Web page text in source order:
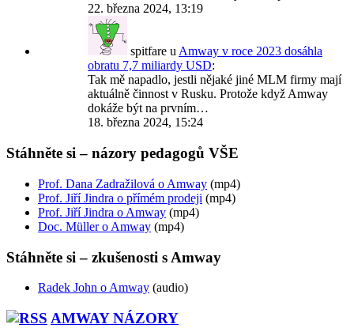
22. března 2024, 13:19
spitfare u Amway v roce 2023 dosáhla
obratu 7,7 miliardy USD:
Tak mě napadlo, jestli nějaké jiné MLM firmy mají
aktuálně činnost v Rusku. Protože když Amway
dokáže být na prvním…
18. března 2024, 15:24
Stáhněte si – názory pedagogů VŠE
Prof. Dana Zadražilová o Amway (mp4)
Prof. Jiří Jindra o přímém prodeji (mp4)
Prof. Jiří Jindra o Amway (mp4)
Doc. Müller o Amway (mp4)
Stáhněte si – zkušenosti s Amway
Radek John o Amway (audio)
AMWAY NÁZORY